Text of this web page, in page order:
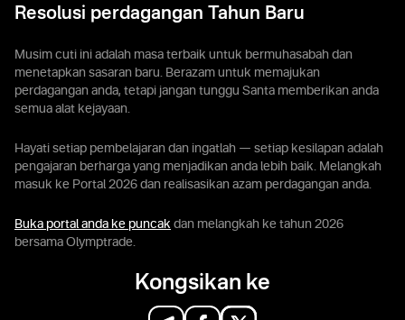
Resolusi perdagangan Tahun Baru
Musim cuti ini adalah masa terbaik untuk bermuhasabah dan
menetapkan sasaran baru. Berazam untuk memajukan
perdagangan anda, tetapi jangan tunggu Santa memberikan anda
semua alat kejayaan.
Hayati setiap pembelajaran dan ingatlah — setiap kesilapan adalah
pengajaran berharga yang menjadikan anda lebih baik. Melangkah
masuk ke Portal 2026 dan realisasikan azam perdagangan anda.
Buka portal anda ke puncak dan melangkah ke tahun 2026
bersama Olymptrade.
Kongsikan ke